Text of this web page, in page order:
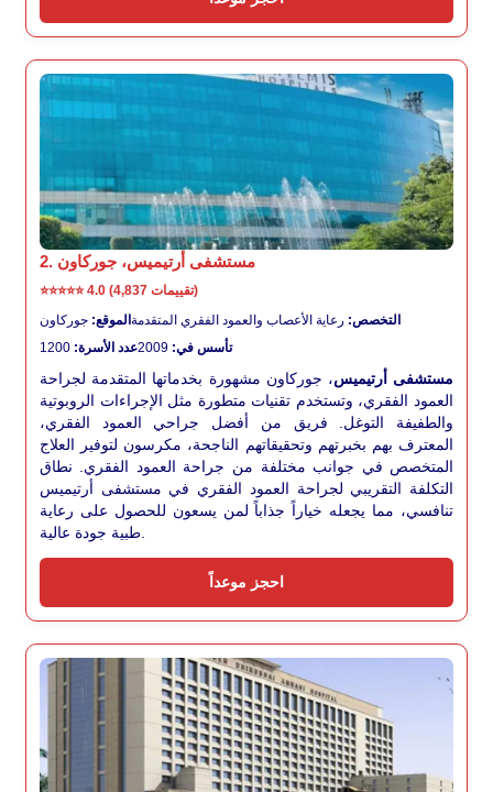
2. مستشفى أرتيميس، جوركاون
⭐⭐⭐⭐⭐
4.0 (4,837 تقييمات)
الموقع: جوركاون التخصص: رعاية الأعصاب والعمود الفقري المتقدمة
عدد الأسرة: 1200 تأسس في: 2009
مستشفى أرتيميس، جوركاون مشهورة بخدماتها المتقدمة لجراحة
العمود الفقري، وتستخدم تقنيات متطورة مثل الإجراءات الروبوتية
والطفيفة التوغل. فريق من أفضل جراحي العمود الفقري،
المعترف بهم بخبرتهم وتحقيقاتهم الناجحة، مكرسون لتوفير العلاج
المتخصص في جوانب مختلفة من جراحة العمود الفقري. نطاق
التكلفة التقريبي لجراحة العمود الفقري في مستشفى أرتيميس
تنافسي، مما يجعله خياراً جذاباً لمن يسعون للحصول على رعاية
طبية جودة عالية.
احجز موعداً